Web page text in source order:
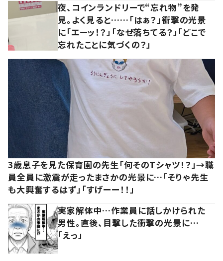
夜、コインランドリーで“忘れ物”を発
見。よく見ると……「はぁ？」衝撃の光景
に「エーッ！？」「なぜ落ちてる？」「どこで
忘れたことに気づくの？」
3歳息子を見た保育園の先生「何そのTシャツ！？」→職
員全員に激震が走ったまさかの光景に…「そりゃ先生
も大興奮するはず」「すげーー！！」
実家解体中…作業員に話しかけられた
男性。直後、目撃した衝撃の光景に…
「えっ」